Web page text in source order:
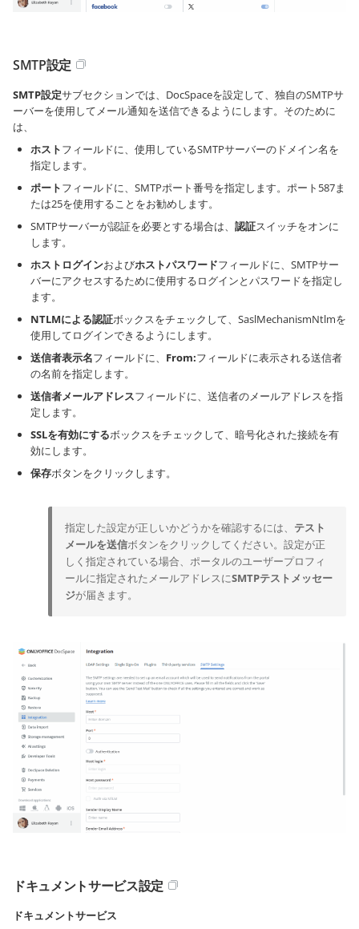
SMTP設定
SMTP設定サブセクションでは、DocSpaceを設定して、独自のSMTPサ
ーバーを使用してメール通知を送信できるようにします。そのために
は、
ホストフィールドに、使用しているSMTPサーバーのドメイン名を
指定します。
ポートフィールドに、SMTPポート番号を指定します。ポート587ま
たは25を使用することをお勧めします。
SMTPサーバーが認証を必要とする場合は、 認証スイッチをオンに
します。
ホストログインおよびホストパスワードフィールドに、SMTPサー
バーにアクセスするために使用するログインとパスワードを指定し
ます。
NTLMによる認証ボックスをチェックして、SaslMechanismNtlmを
使用してログインできるようにします。
送信者表示名フィールドに、 From:フィールドに表示される送信者
の名前を指定します。
送信者メールアドレスフィールドに、送信者のメールアドレスを指
定します。
SSLを有効にするボックスをチェックして、暗号化された接続を有
効にします。
保存ボタンをクリックします。
指定した設定が正しいかどうかを確認するには、 テスト
メールを送信ボタンをクリックしてください。設定が正
しく指定されている場合、ポータルのユーザープロフィ
ールに指定されたメールアドレスにSMTPテストメッセー
ジが届きます。
ドキュメントサービス設定
ドキュメントサービス